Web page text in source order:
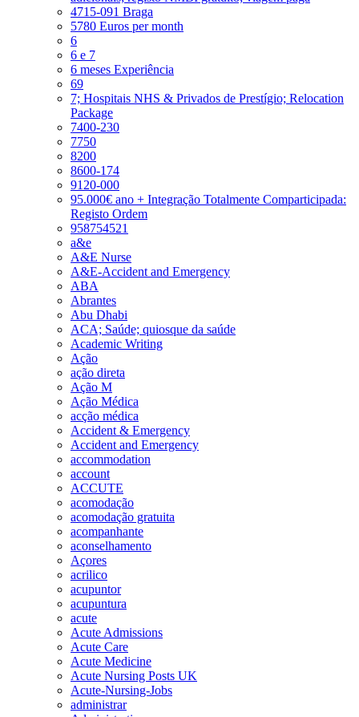
4715-091 Braga
5780 Euros per month
6
6 e 7
6 meses Experiência
69
7; Hospitais NHS & Privados de Prestígio; Relocation
Package
7400-230
7750
8200
8600-174
9120-000
95.000€ ano + Integração Totalmente Comparticipada:
Registo Ordem
958754521
a&e
A&E Nurse
A&E-Accident and Emergency
ABA
Abrantes
Abu Dhabi
ACA; Saúde; quiosque da saúde
Academic Writing
Ação
ação direta
Ação M
Ação Médica
acção médica
Accident & Emergency
Accident and Emergency
accommodation
account
ACCUTE
acomodação
acomodação gratuita
acompanhante
aconselhamento
Açores
acrilico
acupuntor
acupuntura
acute
Acute Admissions
Acute Care
Acute Medicine
Acute Nursing Posts UK
Acute-Nursing-Jobs
administrar